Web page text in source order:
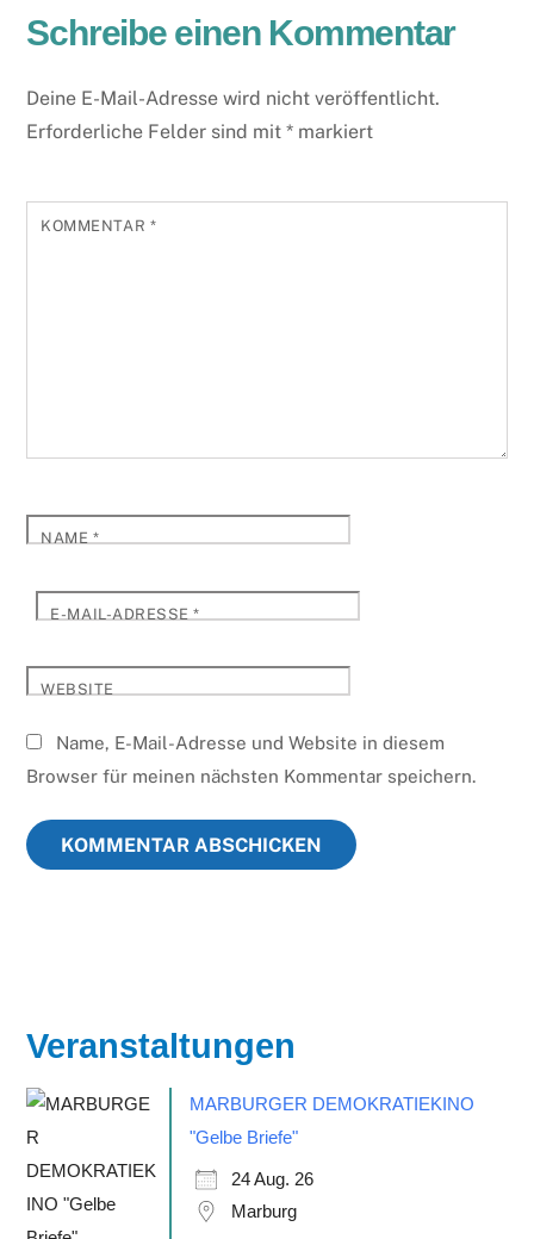
Schreibe einen Kommentar
Deine E-Mail-Adresse wird nicht veröffentlicht.
Erforderliche Felder sind mit* markiert
KOMMENTAR *
NAME*
E-MAIL-ADRESSE*
WEBSITE
Name, E-Mail-Adresse und Website in diesem
Browser für meinen nächsten Kommentar speichern.
Veranstaltungen
MARBURGER DEMOKRATIEKINO
"Gelbe Briefe"
24 Aug. 26
Marburg